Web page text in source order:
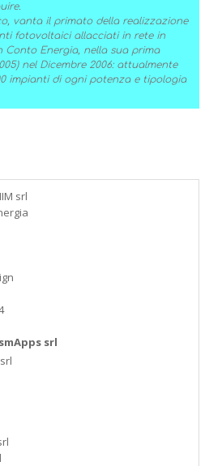
vanta il primato della realizzazione
fotovoltaici allacciati in rete in
Conto Energia, nella sua prima
nel Dicembre 2006: attualmente
impianti di ogni potenza e tipologia
srl
srl